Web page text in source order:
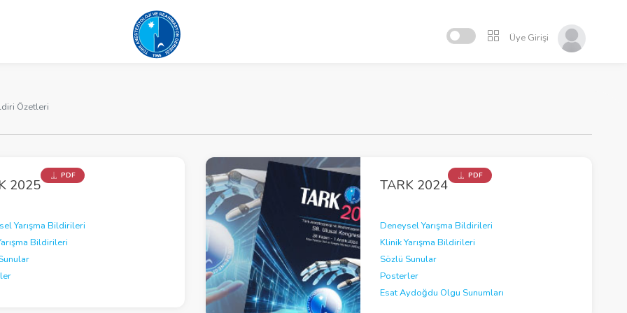
Üye Girişi
Özetleri
2025
PDF
Yarışma Bildirileri
Bildirileri
TARK 2024
PDF
Deneysel Yarışma Bildirileri
Klinik Yarışma Bildirileri
Sözlü Sunular
Posterler
Esat Aydoğdu Olgu Sunumları